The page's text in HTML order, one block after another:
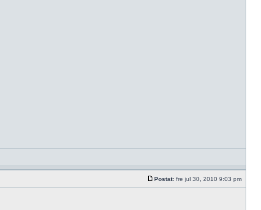
Postat: fre jul 30, 2010 9:03 pm